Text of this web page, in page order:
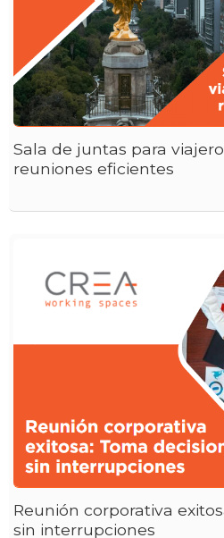
Sala de juntas para
reuniones eficientes
Reunión corporativa
sin interrupciones